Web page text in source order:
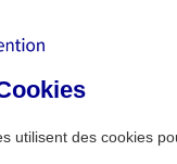
utilisent des cookies